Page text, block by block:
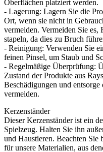
Oberflächen platziert werden.
- Lagerung: Lagern Sie die
Ort, wenn sie nicht in
vermeiden. Vermeiden Sie es,
stapeln, da dies zu Bruch
- Reinigung: Verwenden Sie
feinen Pinsel, um Staub und
- Regelmäßige Überprüfung:
Zustand der Produkte aus
Beschädigungen und
vermeiden.
Kerzenständer
Dieser Kerzenständer ist ein
Spielzeug. Halten Sie ihn
und Haustieren. Beachten Sie
für unsere Materialien, aus